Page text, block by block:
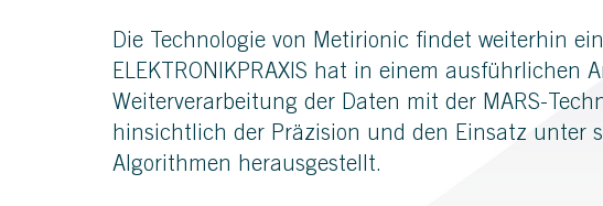
Die Technologie von Metirionic findet weiterhin
ELEKTRONIKPRAXIS hat in einem
Weiterverarbeitung der Daten mit der MARS-
hinsichtlich der Präzision und den Einsatz unter
Algorithmen herausgestellt.